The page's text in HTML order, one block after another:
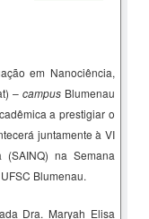
em Nanociência,
– campusBlumenau
a prestigiar o
juntamente à VI
na Semana
Blumenau.
Dra. Maryah Elisa